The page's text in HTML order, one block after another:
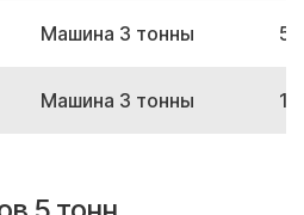
Машина 3 тонны
Машина 3 тонны